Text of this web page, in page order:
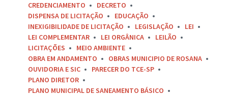
CREDENCIAMENTO
DECRETO
DISPENSA DE LICITAÇÃO
EDUCAÇÃO
INEXIGIBILIDADE DE LICITAÇÃO
LEGISLAÇÃO
LEI
LEI COMPLEMENTAR
LEI ORGÂNICA
LEILÃO
LICITAÇÕES
MEIO AMBIENTE
OBRA EM ANDAMENTO
OBRAS MUNICIPIO DE ROSANA
OUVIDORIA E SIC
PARECER DO TCE-SP
PLANO DIRETOR
PLANO MUNICIPAL DE SANEAMENTO BÁSICO